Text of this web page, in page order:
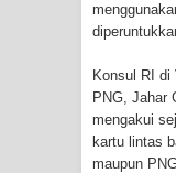
di
Konsul RI di
PNG, Jahar
mengakui
kartu lintas
maupun